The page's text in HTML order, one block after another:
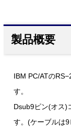
製品概要
IBM PC/ATの
す。
Dsub9ピン(オス)
す。(ケーブルは